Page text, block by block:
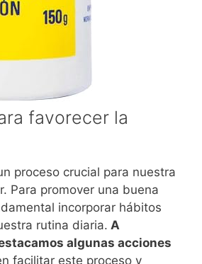
favorecer la
proceso crucial para nuestra
Para promover una buena
incorporar hábitos
rutina diaria. A
algunas acciones
facilitar este proceso y